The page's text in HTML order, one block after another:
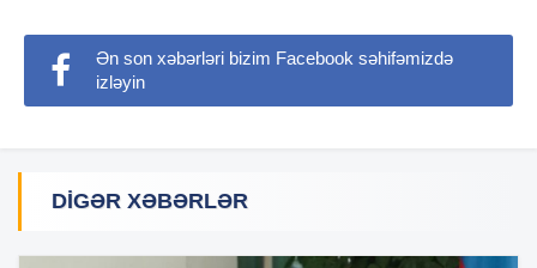
Ən son xəbərləri bizim Facebook səhifəmizdə
izləyin
DIGƏR XƏBƏRLƏR